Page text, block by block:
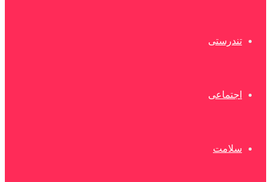
تندرستی
اجتماعی
سلامت